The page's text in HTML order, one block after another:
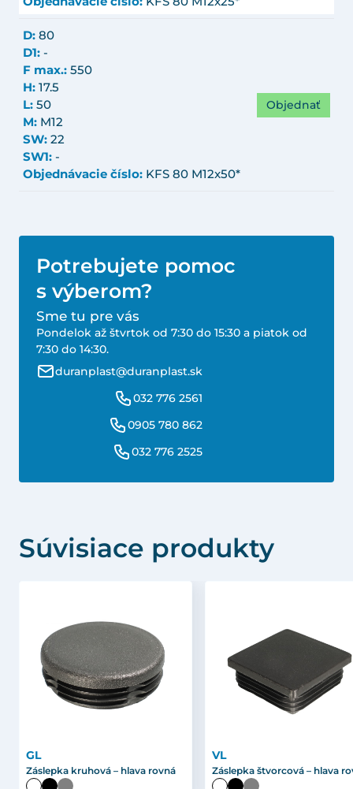
D: 80
D1: -
F max.: 550
H: 17.5
L: 50
M: M12
SW: 22
SW1: -
Objednávacie číslo: KFS 80 M12x50*
Objednať
Potrebujete pomoc
s výberom?
Sme tu pre vás
Pondelok až štvrtok od 7:30 do 15:30 a piatok od
7:30 do 14:30.
duranplast@duranplast.sk
032 776 2561
0905 780 862
032 776 2525
Súvisiace produkty
GL
Záslepka kruhová – hlava rovná
VL
Záslepka štvorcová – hlava